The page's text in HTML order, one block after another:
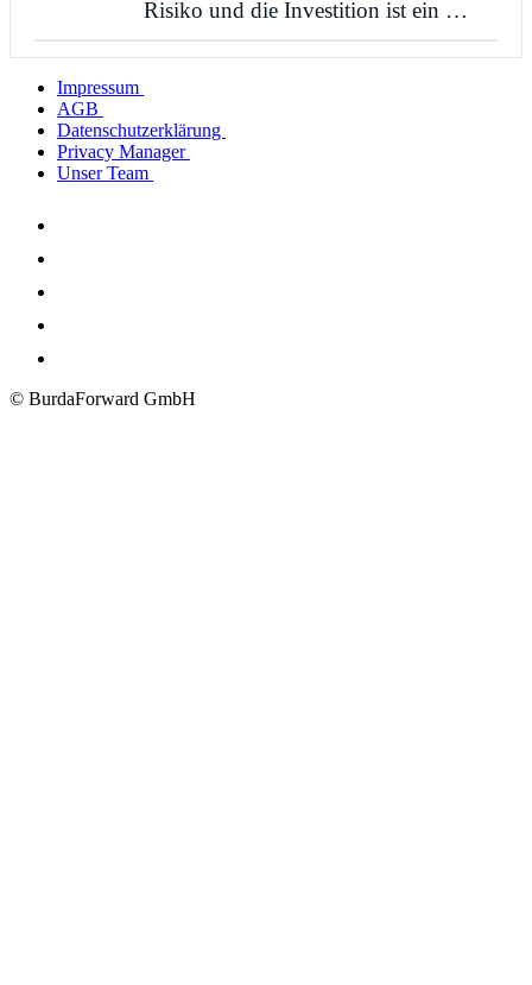
Risiko und die Investition ist ein …
Impressum
AGB
Datenschutzerklärung
Privacy Manager
Unser Team
© BurdaForward GmbH